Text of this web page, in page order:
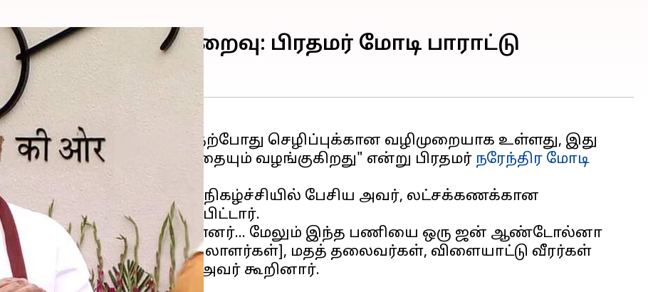
ஆண்டுகள் நிறைவு: பிரதமர் மோடி பாராட்டு
திட்டம் மட்டுமல்ல, தற்போது செழிப்புக்கான வழிமுறையாக உள்ளது, இது
கண்ணியத்தையும் வழங்குகிறது" என்று பிரதமர் நரேந்திர மோடி
குறிக்கும் நிகழ்ச்சியில் பேசிய அவர், லட்சக்கணக்கான
எனக்குறிப்பிட்டார்.
பகுதியாக ஆக்கியுள்ளனர்... மேலும் இந்த பணியை ஒரு ஜன் ஆண்டோல்னா
[துப்புரவுத் தொழிலாளர்கள்], மதத் தலைவர்கள், விளையாட்டு வீரர்கள்